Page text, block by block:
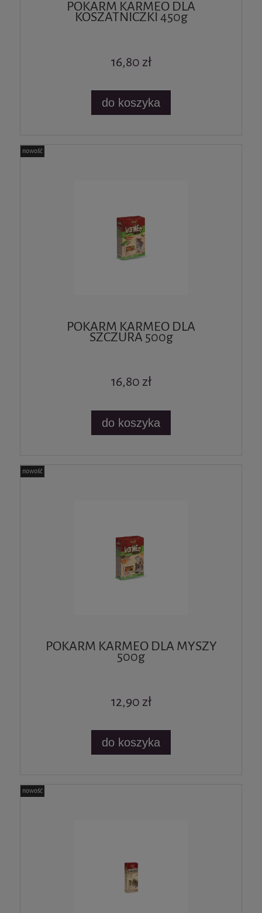
POKARM KARMEO DLA
KOSZATNICZKI 450g
16,80 zł
do koszyka
POKARM KARMEO DLA
SZCZURA 500g
16,80 zł
do koszyka
nowość
POKARM KARMEO DLA MYSZY
500g
12,90 zł
do koszyka
nowość
nowość